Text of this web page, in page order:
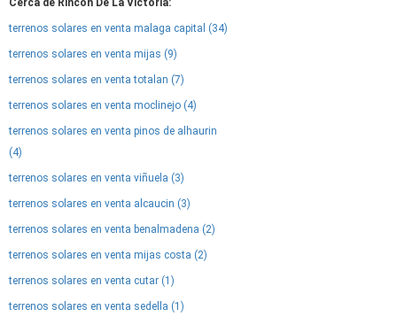
Cerca de Rincon De La Victoria:
terrenos solares en venta malaga capital (34)
terrenos solares en venta mijas (9)
terrenos solares en venta totalan (7)
terrenos solares en venta moclinejo (4)
terrenos solares en venta pinos de alhaurin
(4)
terrenos solares en venta viñuela (3)
terrenos solares en venta alcaucin (3)
terrenos solares en venta benalmadena (2)
terrenos solares en venta mijas costa (2)
terrenos solares en venta cutar (1)
terrenos solares en venta sedella (1)